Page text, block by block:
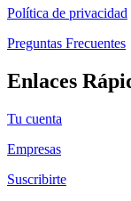
Política de privacidad
Preguntas Frecuentes
Enlaces
Tu cuenta
Empresas
Suscribirte